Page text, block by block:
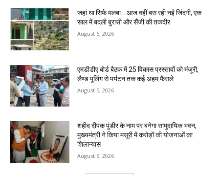
जहां था सिर्फ मलबा… आज वहीं बस रही नई जिंदगी, एक
साल में बदली बुरासी और सैंजी की तकदीर
August 6, 2026
एमडीडीए बोर्ड बैठक में 25 विकास प्रस्तावों को मंजूरी,
लैण्ड पूलिंग से पर्यटन तक कई अहम फैसले
August 5, 2026
शहीद दीपक पुंडीर के नाम पर बनेगा सामुदायिक भवन,
मुख्यमंत्री ने किया मसूरी में करोड़ों की योजनाओं का
शिलान्यास
August 5, 2026